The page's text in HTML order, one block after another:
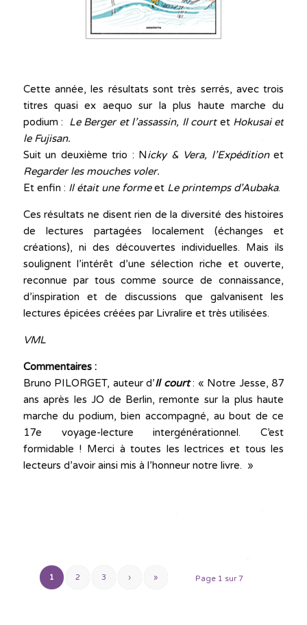
Cette année, les résultats sont très serrés, avec trois
titres quasi ex aequo sur la plus haute marche du
podium : Le Berger et l’assassin, Il court et Hokusai et
le Fujisan.
Suit un deuxième trio : Nicky & Vera, l’Expéditionet
Regarder les mouches voler.
Et enfin : Il était une formeetLe printemps d’Aubaka.
Ces résultats ne disent rien de la diversité des histoires
de lectures partagées localement (échanges et
créations), ni des découvertes individuelles. Mais ils
soulignent l’intérêt d’une sélection riche et ouverte,
reconnue par tous comme source de connaissance,
d’inspiration et de discussions que galvanisent les
lectures épicées créées par Livralire et très utilisées.
VML
Commentaires :
Bruno PILORGET, auteur d’Il court: « Notre Jesse, 87
ans après les JO de Berlin, remonte sur la plus haute
marche du podium, bien accompagné, au bout de ce
17e voyage-lecture intergénérationnel. C’est
formidable ! Merci à toutes les lectrices et tous les
lecteurs d’avoir ainsi mis à l’honneur notre livre. »
Page 1 sur 7
1 2 3 › »